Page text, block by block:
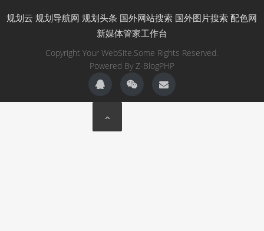
规划云 规划导航网 规划头条 国外网站搜索 国外图片搜索 配色网
新媒体管家工作台
Copyright Your WebSite.Some Rights Reserved.
Powered By Z-BlogPHP